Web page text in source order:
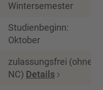
Wintersemester
Studienbeginn:
Oktober
zulassungsfrei (ohne
NC) Details